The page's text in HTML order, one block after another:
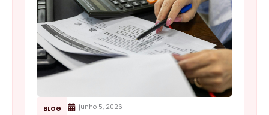
BLOG junho 5, 2026